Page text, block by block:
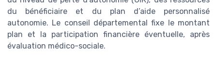
du bénéficiaire et du plan d’aide personnalisé
autonomie. Le conseil départemental fixe le montant
plan et la participation financière éventuelle, après
évaluation médico-sociale.